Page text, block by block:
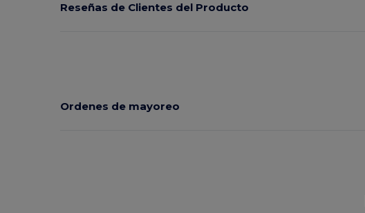
Reseñas de Clientes del Producto
Ordenes de mayoreo